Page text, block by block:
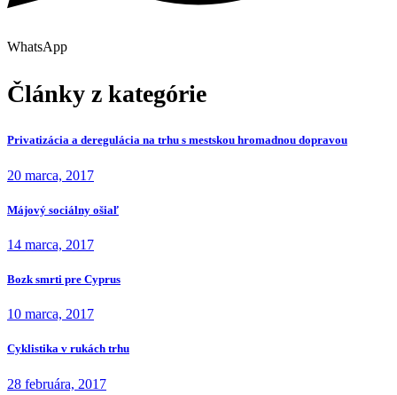
WhatsApp
Články z kategórie
Privatizácia a deregulácia na trhu s mestskou hromadnou dopravou
20 marca, 2017
Májový sociálny ošiaľ
14 marca, 2017
Bozk smrti pre Cyprus
10 marca, 2017
Cyklistika v rukách trhu
28 februára, 2017